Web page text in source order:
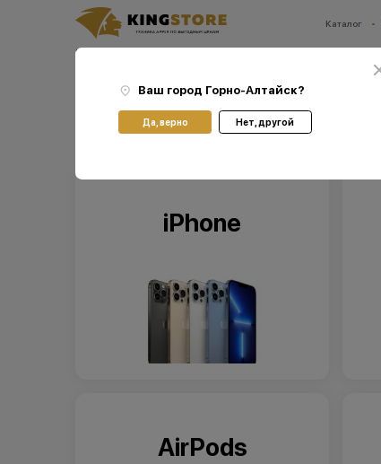
Каталог
Ваш город:
Ваш город Горно-Алтайск?
Да, верно Нет, другой
Каталог
iPhone
AirPods